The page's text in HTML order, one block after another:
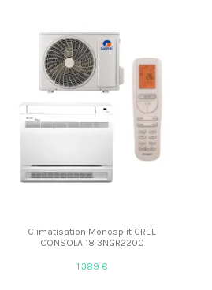
Climatisation Monosplit GREE
CONSOLA 18 3NGR2200
1 389 €